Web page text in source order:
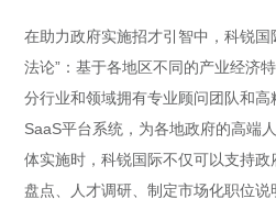
在助力政府实施招才引智中，科锐
法论”：基于各地区不同的产业经济
分行业和领域拥有专业顾问团队和
SaaS平台系统，为各地政府的高端
体实施时，科锐国际不仅可以支持
盘点、人才调研、制定市场化职位